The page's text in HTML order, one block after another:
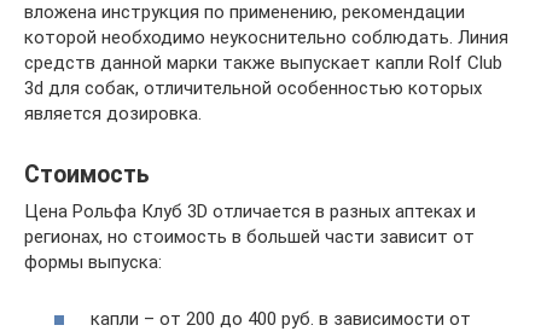
вложена инструкция по применению, рекомендации
которой необходимо неукоснительно соблюдать. Линия
средств данной марки также выпускает капли Rolf Club
3d для собак, отличительной особенностью которых
является дозировка.
Стоимость
Цена Рольфа Клуб 3D отличается в разных аптеках и
регионах, но стоимость в большей части зависит от
формы выпуска:
капли – от 200 до 400 руб. в зависимости от